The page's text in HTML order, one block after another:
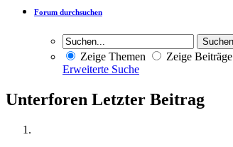
Forum durchsuchen
Zeige Themen
Zeige Beiträge
Erweiterte Suche
Unterforen Letzter Beitrag